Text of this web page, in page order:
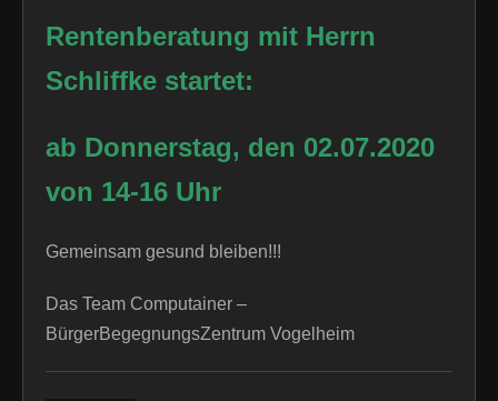
Rentenberatung mit Herrn
Schliffke startet:
ab Donnerstag, den 02.07.2020
von 14-16 Uhr
Gemeinsam gesund bleiben!!!
Das Team Computainer –
BürgerBegegnungsZentrum Vogelheim